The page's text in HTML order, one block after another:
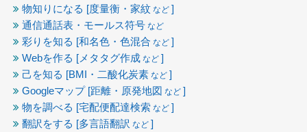
物知りになる [度量衡・家紋 など ]
通信通話表・モールス符号 など
彩りを知る [和名色・色混合 など ]
Webを作る [メタタグ作成 など ]
己を知る [BMI・二酸化炭素 など ]
Googleマップ [距離・原発地図 など ]
物を調べる [宅配便配達検索 など ]
翻訳をする [多言語翻訳 など ]